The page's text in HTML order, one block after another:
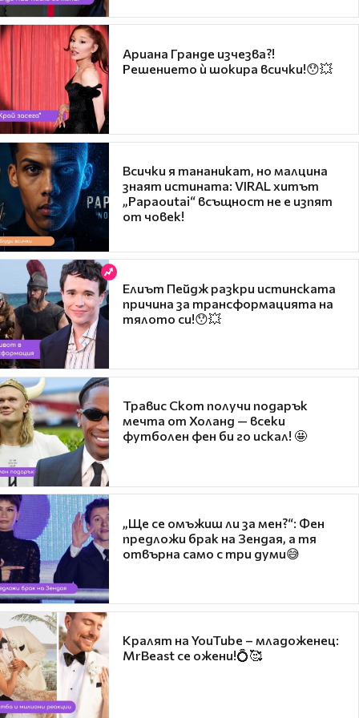
Ариана Гранде изчезва?!
Решението ѝ шокира всички!😯💥
Всички я тананикат, но малцина
знаят истината: VIRAL хитът
„Papaoutai“ всъщност не е изпят
от човек!
Елиът Пейдж разкри истинската
причина за трансформацията на
тялото си!😯💥
Травис Скот получи подарък
мечта от Холанд — всеки
футболен фен би го искал! 🤩
„Ще се омъжиш ли за мен?“: Фен
предложи брак на Зендая, а тя
отвърна само с три думи😅
Кралят на YouTube – младоженец:
MrBeast се ожени!💍🥰